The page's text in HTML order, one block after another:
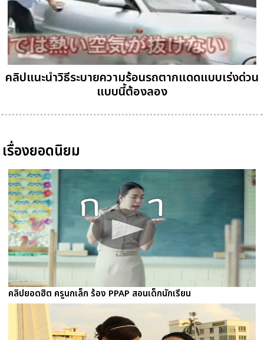
คลิปแนะนำวิธีระบายความร้อนรถตากแดดแบบเร่งด่วน
แบบนี้ต้องลอง
เรื่องยอดนิยม
คลิปยอดฮิต ครูนกเล็ก ร้อง PPAP สอนเด็กนักเรียน